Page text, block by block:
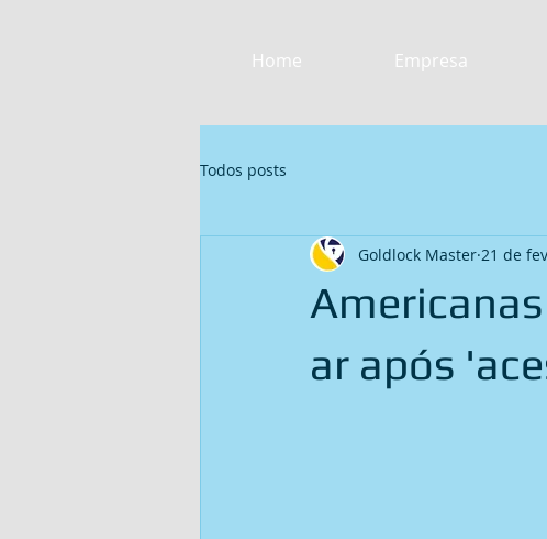
Home Empresa
Todos posts
ar após
Goldlock Master 21 de